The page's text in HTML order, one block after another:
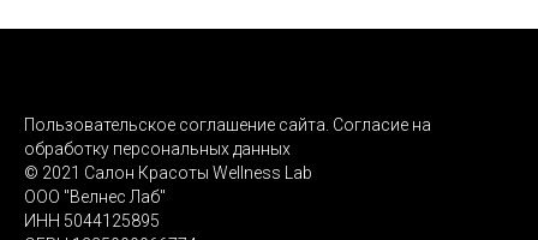
Пользовательское соглашение сайта. Согласие на
обработку персональных данных
© 2021 Салон Красоты Wellness Lab
ООО "Велнес Лаб"
ИНН 5044125895